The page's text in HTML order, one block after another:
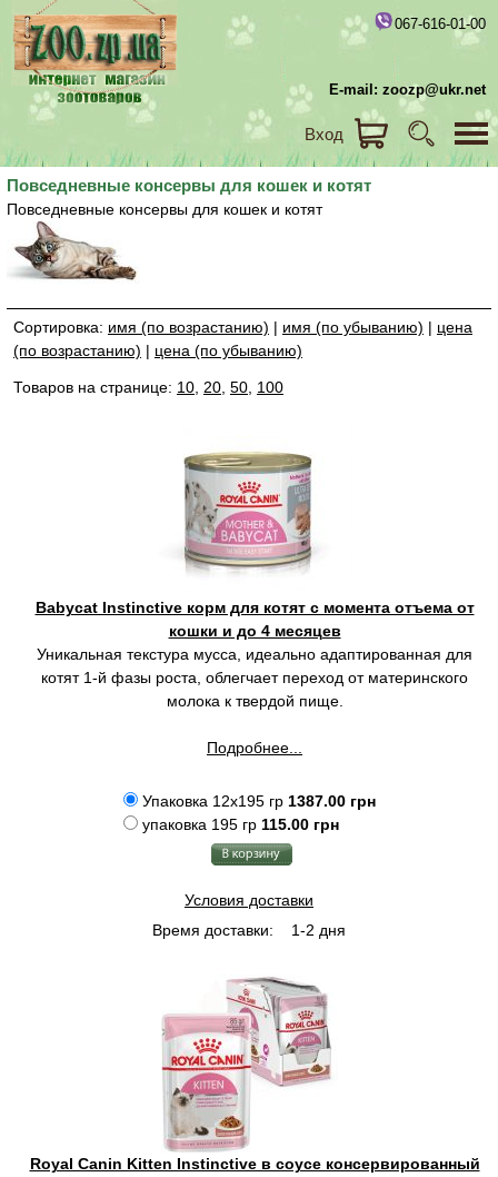
067-616-01-00
E-mail: zoozp@ukr.net
Вход
Повседневные консервы для кошек и котят
Повседневные консервы для кошек и котят
Сортировка: имя (по возрастанию) | имя (по убыванию) | цена
(по возрастанию) | цена (по убыванию)
Товаров на странице: 10 20 50 100
Babycat Instinctive корм для котят с момента отъема от
кошки и до 4 месяцев
Уникальная текстура мусса, идеально адаптированная для
котят 1-й фазы роста, облегчает переход от материнского
молока к твердой пище.
Подробнее...
Упаковка 12x195 гр 1387.00 грн
упаковка 195 гр 115.00 грн
Условия доставки
Время доставки:
1-2 дня
Royal Canin Kitten Instinctive в соусе консервированный